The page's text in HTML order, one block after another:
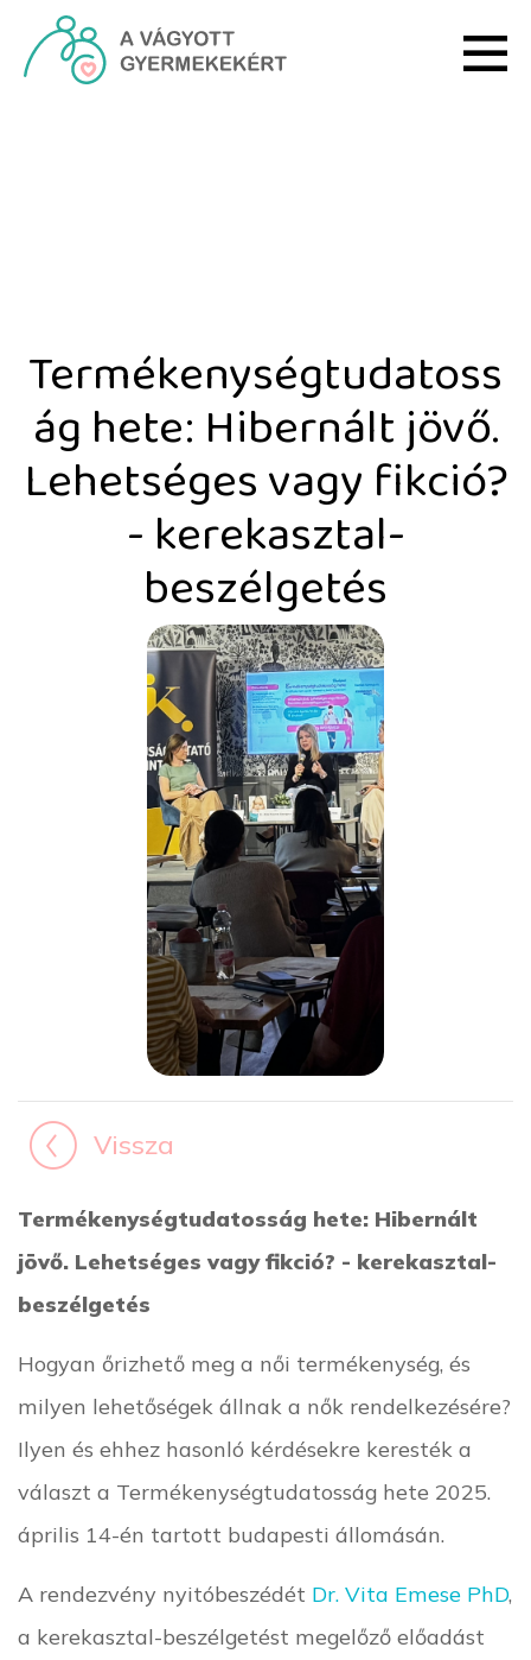
Ugrás a fő tartalomhoz
Termékenységtudatoss
ág hete: Hibernált jövő.
Lehetséges vagy fikció?
- kerekasztal-
beszélgetés
Vissza
Termékenységtudatosság hete: Hibernált
jövő. Lehetséges vagy fikció? - kerekasztal-
beszélgetés
Hogyan őrizhető meg a női termékenység, és
milyen lehetőségek állnak a nők rendelkezésére?
Ilyen és ehhez hasonló kérdésekre keresték a
választ a Termékenységtudatosság hete 2025.
április 14-én tartott budapesti állomásán.
A rendezvény nyitóbeszédét Dr. Vita Emese PhD,
a kerekasztal-beszélgetést megelőző előadást